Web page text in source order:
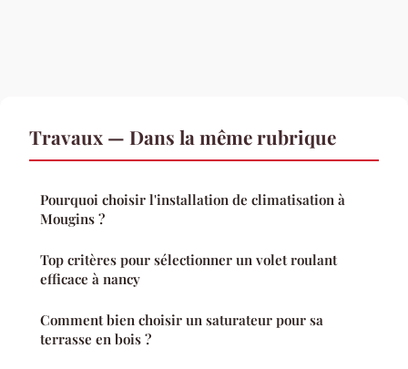
Travaux — Dans la même rubrique
Pourquoi choisir l'installation de climatisation à
Mougins ?
Top critères pour sélectionner un volet roulant
efficace à nancy
Comment bien choisir un saturateur pour sa
terrasse en bois ?